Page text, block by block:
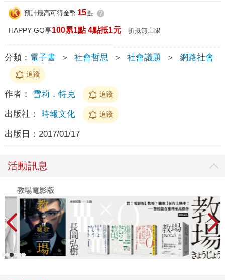
預計最高可得金幣 15點 ?
HAPPY GO享100累1點 4點抵1元 折抵無上限
分類： 電子書 ＞ 社會哲思 ＞ 社會議題 ＞ 網路社會
追蹤
作者： 雪莉．特克 追蹤
出版社： 時報文化 追蹤
出版日： 2017/01/17
活動訊息
教場電影版